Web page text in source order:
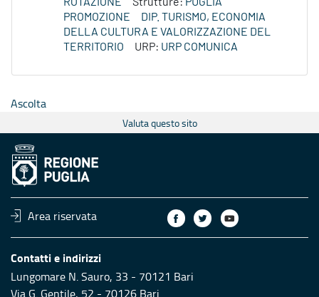
ROTAZIONE
Strutture: PUGLIA
PROMOZIONE
DIP. TURISMO, ECONOMIA
DELLA CULTURA E VALORIZZAZIONE DEL
TERRITORIO
URP: URP COMUNICA
Ascolta
Valuta questo sito
Area riservata
Contatti e indirizzi
Lungomare N. Sauro, 33 - 70121 Bari
Via G. Gentile, 52 - 70126 Bari